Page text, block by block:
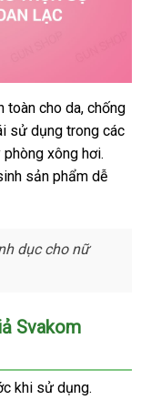
toàn cho daan
toàn
, chống
sử dụng trong các
phòng xông hơiăn
trộm
.
sản phẩm dễ
dục cho nữnơi
Svakom
khi sử dụng.